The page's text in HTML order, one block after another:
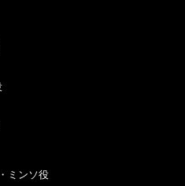
ンソ役